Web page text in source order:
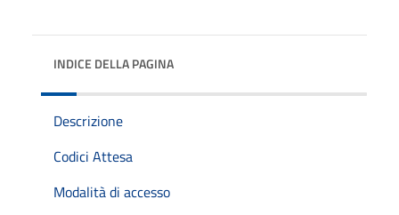
INDICE DELLA PAGINA
Descrizione
Codici Attesa
Modalità di accesso